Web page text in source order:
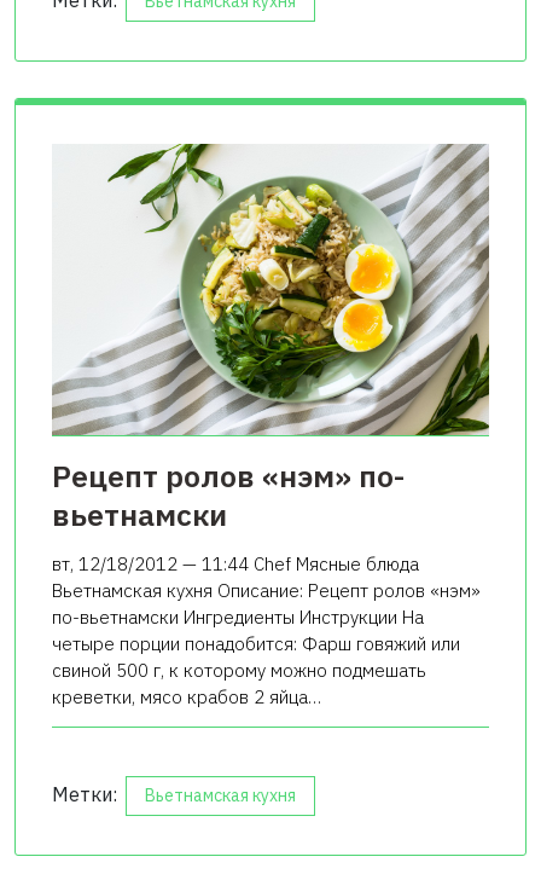
Рецепт ролов «нэм» по-
вьетнамски
вт, 12/18/2012 — 11:44 Chef Мясные блюда
Вьетнамская кухня Описание: Рецепт ролов «нэм»
по-вьетнамски Ингредиенты Инструкции На
четыре порции понадобится: Фарш говяжий или
свиной 500 г, к которому можно подмешать
креветки, мясо крабов 2 яйца…
Метки: Вьетнамская кухня